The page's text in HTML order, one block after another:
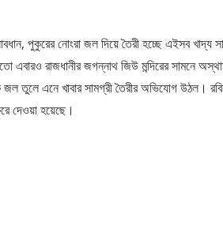
পুকুরের নোংরা জল দিয়ে তৈরী হচ্ছে এইসব খাদ্য
এবারও রাজধানীর জগন্নাথ জিউ মন্দিরের সামনে
তুলে এনে খাবার সামগ্রী তৈরীর অভিযোগ উঠল।
দেওয়া হয়েছে।